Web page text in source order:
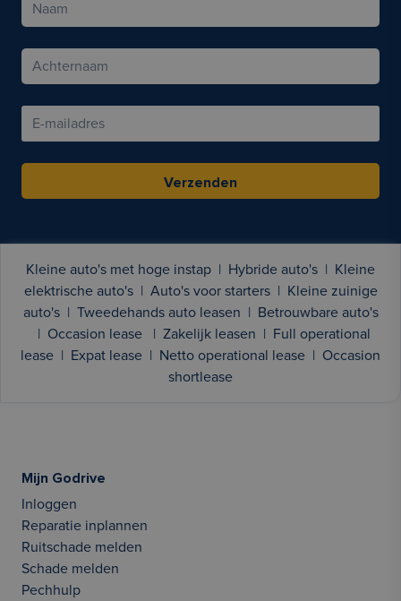
Verzenden
Kleine auto's met hoge instap Hybride auto's
Kleine
elektrische auto's
Auto's voor starters
Kleine zuinige
auto's
Tweedehands auto leasen
Betrouwbare auto's
Occasion lease Zakelijk leasen
Full operational
lease
Expat lease Netto operational lease
Occasion
shortlease
Mijn Godrive
Inloggen
Reparatie inplannen
Ruitschade melden
Schade melden
Pechhulp